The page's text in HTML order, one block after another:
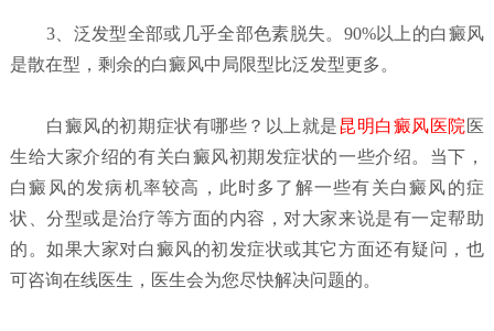
3、泛发型全部或几乎全部色素脱失。90%以上的白癜风
是散在型，剩余的白癜风中局限型比泛发型更多。
白癜风的初期症状有哪些？ 以上就是昆明白癜风医院 医
生给大家介绍的有关白癜风初期发症状的一些介绍。当下，
白癜风的发病机率较高，此时多了解一些有关白癜风的症
状、分型或是治疗等方面的内容，对大家来说是有一定帮助
的。如果大家对白癜风的初发症状或其它方面还有疑问，也
可咨询在线医生，医生会为您尽快解决问题的。